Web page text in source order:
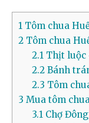
1 Tôm chua
2 Tôm chua
2.1Thịt luộc
2.2Bánh
2.3 Tôm
3 Mua tôm
3.1Chợ Đông